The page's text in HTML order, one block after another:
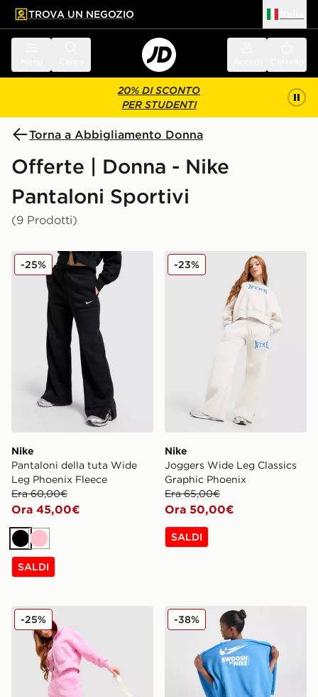
principale
a fondo pagina
TROVA UN NEGOZIO
20% DI SCONTO
PER STUDENTI
Torna a Abbigliamento Donna
Offerte | Donna - Nike
Pantaloni Sportivi
(9 Prodotti)
Nike Pantaloni della tuta Wide Leg Phoenix Fleece
Nike
Pantaloni della tuta Wide
Leg Phoenix Fleece
Era 60,00€
Ora 45,00€
-25%
NeroRosa
SALDI
Nike Joggers Wide Leg
Nike
Joggers Wide Leg Classics
Graphic Phoenix
Era 65,00€
Ora 50,00€
-23%
SALDI
Nike Pantaloni della tuta Wide Leg Phoenix Fleece
-25% Nike Pantaloni della Tuta
-38%